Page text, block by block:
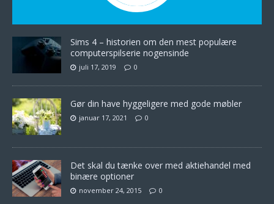
Sims 4 – historien om den mest populære
computerspilserie nogensinde
juli 17, 2019 0
Gør din have hyggeligere med gode møbler
januar 17, 2021 0
Det skal du tænke over med aktiehandel med
binære optioner
november 24, 2015 0